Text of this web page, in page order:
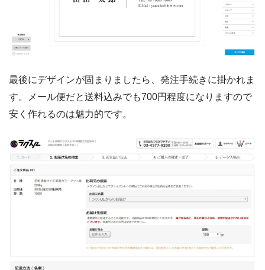
最後にデザインが固まりましたら、発注手続きに掛かれま
す。メール便だと送料込みでも700円程度になりますので
安く作れるのは魅力的です。